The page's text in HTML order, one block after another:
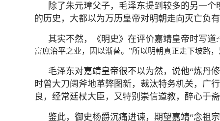
除了朱元璋父子，毛泽东提到较多的另一
的历史，大都以为万历皇帝对明朝走向灭亡负
其实不然，《明史》在评价嘉靖皇帝时写道
富庶治平之业，因以渐替。”所以明朝真正走下坡路
毛泽东对嘉靖皇帝很不以为然，说他“炼丹
时曾大刀阔斧地革弊图新，裁汰特务机关，广
良，经常廷杖大臣，又特别崇信道教，醉心于
鉴此，御史杨爵沉痛进谏，期望嘉靖“念祖